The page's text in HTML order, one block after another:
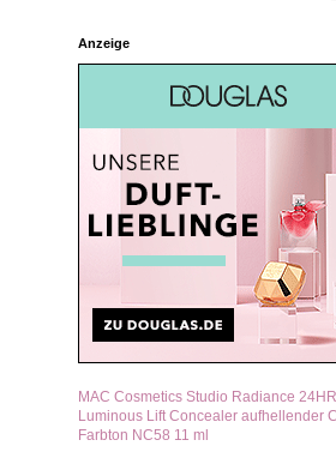
Anzeige
MAC Cosmetics Studio Radiance 24HR
Luminous Lift Concealer aufhellender
Farbton NC58 11 ml